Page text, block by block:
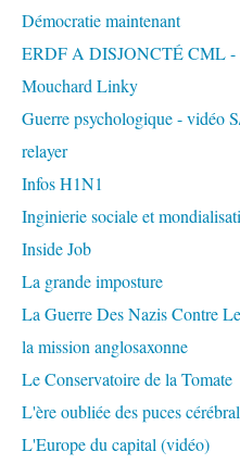
Démocratie maintenant
ERDF A DISJONCTÉ CML -
Mouchard Linky
Guerre psychologique - vidéo
relayer
Infos H1N1
Inginierie sociale et
Inside Job
La grande imposture
La Guerre Des Nazis Contre
la mission anglosaxonne
Le Conservatoire de la Tomate
L'ère oubliée des puces
L'Europe du capital (vidéo)